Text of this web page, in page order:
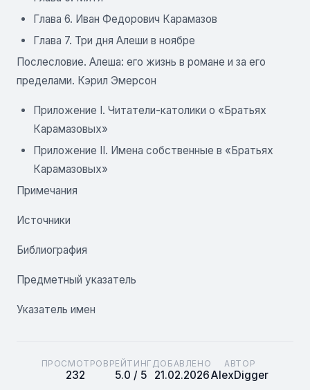
Глава 6. Иван Федорович Карамазов
Глава 7. Три дня Алеши в ноябре
Послесловие. Алеша: его жизнь в романе и за его
пределами. Кэрил Эмерсон
Приложение I. Читатели-католики о «Братьях
Карамазовых»
Приложение II. Имена собственные в «Братьях
Карамазовых»
Примечания
Источники
Библиография
Предметный указатель
Указатель имен
ПРОСМОТРОВ
232
РЕЙТИНГ
5.0 / 5
ДОБАВЛЕНО
21.02.2026
АВТОР
AlexDigger